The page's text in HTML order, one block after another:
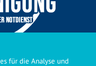
für die Analyse und